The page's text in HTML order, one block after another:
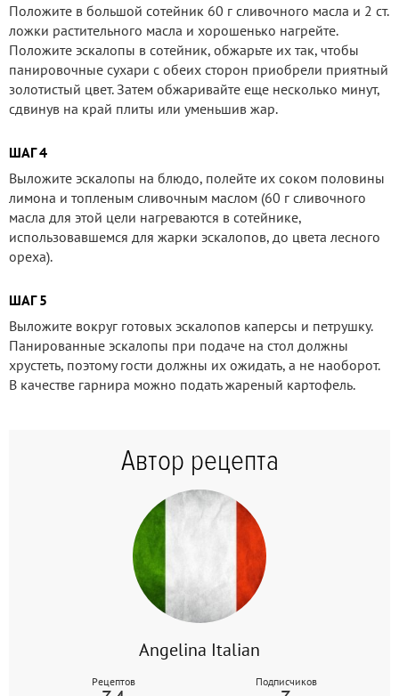
Положите в большой сотейник 60 г сливочного масла и 2 ст.
ложки растительного масла и хорошенько нагрейте.
Положите эскалопы в сотейник, обжарьте их так, чтобы
панировочные сухари с обеих сторон приобрели приятный
золотистый цвет. Затем обжаривайте еще несколько минут,
сдвинув на край плиты или уменьшив жар.
ШАГ 4
Выложите эскалопы на блюдо, полейте их соком половины
лимона и топленым сливочным маслом (60 г сливочного
масла для этой цели нагреваются в сотейнике,
использовавшемся для жарки эскалопов, до цвета лесного
ореха).
ШАГ 5
Выложите вокруг готовых эскалопов каперсы и петрушку.
Панированные эскалопы при подаче на стол должны
хрустеть, поэтому гости должны их ожидать, а не наоборот.
В качестве гарнира можно подать жареный картофель.
Автор рецепта
Angelina Italian
Рецептов Подписчиков